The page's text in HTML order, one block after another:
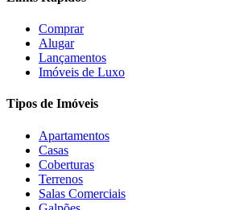
Comprar
Alugar
Lançamentos
Imóveis de Luxo
Tipos de Imóveis
Apartamentos
Casas
Coberturas
Terrenos
Salas Comerciais